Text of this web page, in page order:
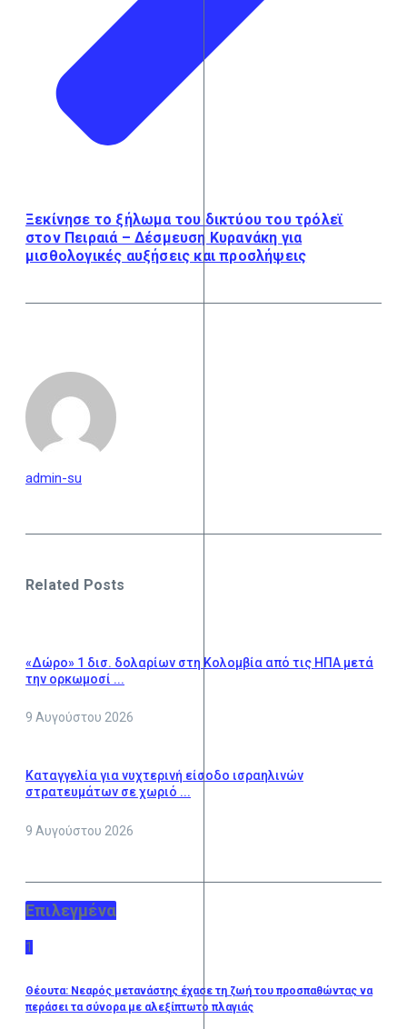
Ξεκίνησε το ξήλωμα του δικτύου του τρόλεϊ
στον Πειραιά – Δέσμευση Κυρανάκη για
μισθολογικές αυξήσεις και προσλήψεις
admin-su
Related Posts
«Δώρο» 1 δισ. δολαρίων στη Κολομβία από τις ΗΠΑ μετά
την ορκωμοσί ...
9 Αυγούστου 2026
Καταγγελία για νυχτερινή είσοδο ισραηλινών
στρατευμάτων σε χωριό ...
9 Αυγούστου 2026
Επιλεγμένα
1
Θέουτα: Νεαρός μετανάστης έχασε τη ζωή του προσπαθώντας να
περάσει τα σύνορα με αλεξίπτωτο πλαγιάς